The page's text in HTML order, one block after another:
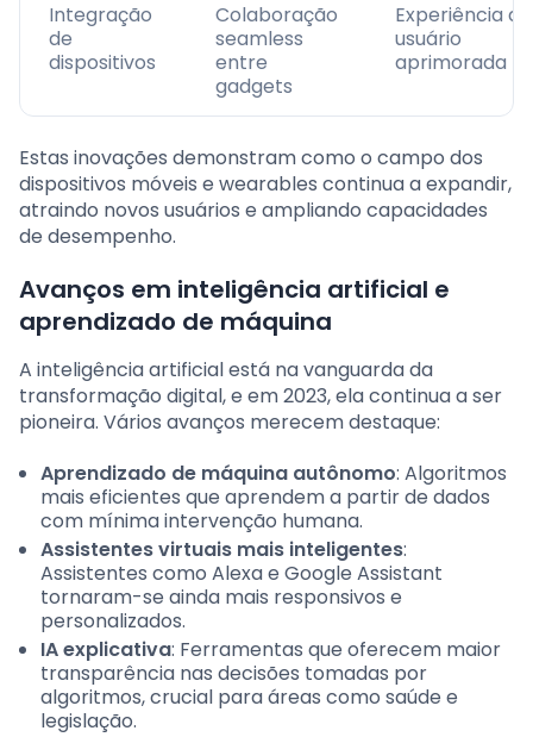
Integração
de
dispositivos
Colaboração
seamless
entre
gadgets
Experiência do
usuário
aprimorada
Estas inovações demonstram como o campo dos
dispositivos móveis e wearables continua a expandir,
atraindo novos usuários e ampliando capacidades
de desempenho.
Avanços em inteligência artificial e
aprendizado de máquina
A inteligência artificial está na vanguarda da
transformação digital, e em 2023, ela continua a ser
pioneira. Vários avanços merecem destaque:
Aprendizado de máquina autônomo: Algoritmos
mais eficientes que aprendem a partir de dados
com mínima intervenção humana.
Assistentes virtuais mais inteligentes:
Assistentes como Alexa e Google Assistant
tornaram-se ainda mais responsivos e
personalizados.
IA explicativa: Ferramentas que oferecem maior
transparência nas decisões tomadas por
algoritmos, crucial para áreas como saúde e
legislação.